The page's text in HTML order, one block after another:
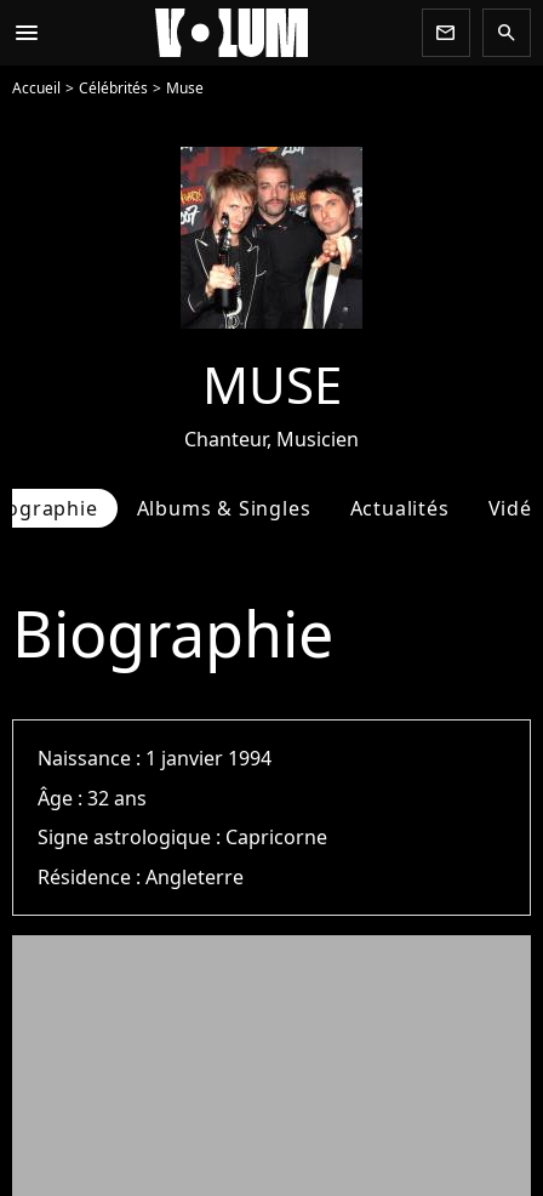
menu newsletter search
Accueil Célébrités Muse
MUSE
Chanteur, Musicien
Albums & Singles Actualités
Biographie
Naissance : 1 janvier 1994
Âge :32 ans
Signe astrologique : Capricorne
Résidence :Angleterre